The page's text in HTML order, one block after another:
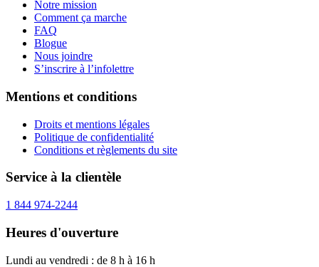
Notre mission
Comment ça marche
FAQ
Blogue
Nous joindre
S’inscrire à l’infolettre
Mentions et conditions
Droits et mentions légales
Politique de confidentialité
Conditions et règlements du site
Service à la clientèle
1 844 974-2244
Heures d'ouverture
Lundi au vendredi : de 8 h à 16 h